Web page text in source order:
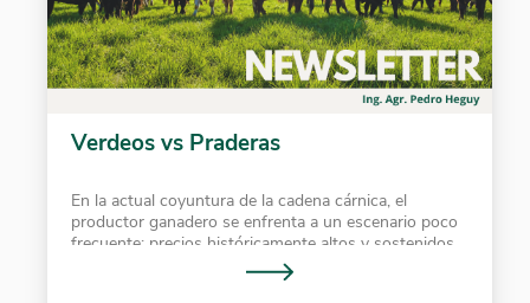
Verdeos vs Praderas
En la actual coyuntura de la cadena cárnica, el
productor ganadero se enfrenta a un escenario poco
frecuente: precios históricamente altos y sostenidos .
Esta señal, lejos de generar únicamente optimismo,
está condicionando de forma clara las decisiones